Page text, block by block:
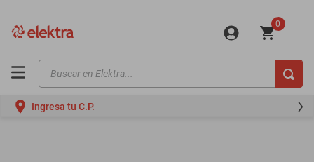
0
Buscar en Elektra...
Ingresa tu C.P.
motos